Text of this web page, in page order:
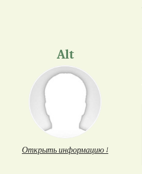
Alt
Открыть информацию ↓